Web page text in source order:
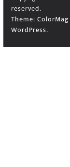
reserved.
Theme:
WordPress.